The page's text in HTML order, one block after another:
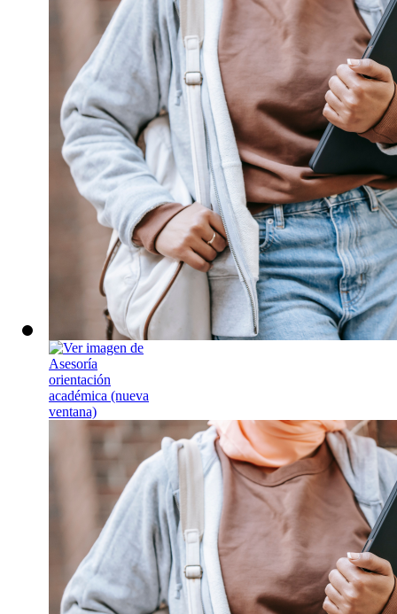
Asesoría
Resuelve tus
Del martes 1 de
diciembre, 10:00